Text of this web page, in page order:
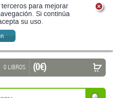
para mejorar
Si continúa
su uso.
0 LIBROS (0 €)